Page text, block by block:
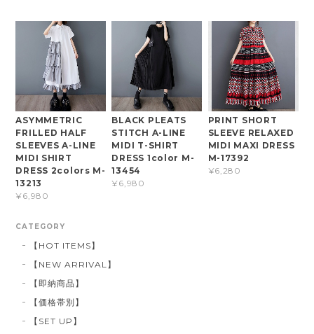
ASYMMETRIC
FRILLED HALF
SLEEVES A-LINE
MIDI SHIRT
DRESS 2colors M-
13213
¥6,980
BLACK PLEATS
STITCH A-LINE
MIDI T-SHIRT
DRESS 1color M-
13454
¥6,980
PRINT SHORT
SLEEVE RELAXED
MIDI MAXI DRESS
M-17392
¥6,280
CATEGORY
【HOT ITEMS】
【NEW ARRIVAL】
【即納商品】
【価格帯別】
【SET UP】